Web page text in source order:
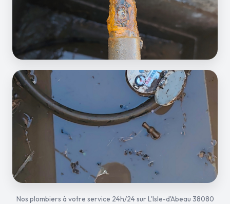
Nos plombiers à votre service 24h/24 sur L'Isle-d'Abeau 38080